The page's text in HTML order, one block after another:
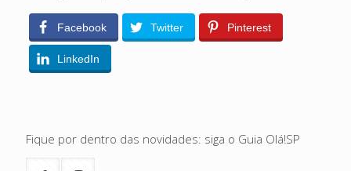
Facebook Twitter Pinterest
LinkedIn
Fique por dentro das novidades: siga o Guia Olá!SP